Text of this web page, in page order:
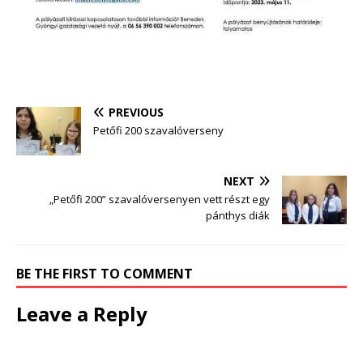
PREVIOUS
Petőfi 200 szavalóverseny
NEXT
„Petőfi 200” szavalóversenyen vett részt egy
pánthys diák
BE THE FIRST TO COMMENT
Leave a Reply